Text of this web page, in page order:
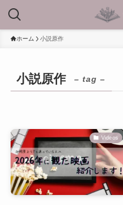
ホーム 小説原作
小説原作 – tag –
Videos